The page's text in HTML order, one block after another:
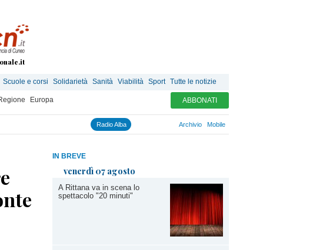
Scuole e corsi Solidarietà Sanità Viabilità Sport Tutte le notizie
Europa ABBONATI
Radio Alba Archivio Mobile
IN BREVE
venerdì 07 agosto
A Rittana va in scena lo
spettacolo "20 minuti"